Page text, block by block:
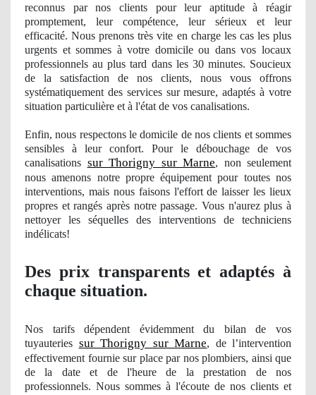
reconnus par nos clients pour leur aptitude à réagir
promptement, leur compétence, leur sérieux et leur
efficacité. Nous prenons très vite en charge les cas les plus
urgents et sommes à votre domicile ou dans vos locaux
professionnels au plus tard dans les 30 minutes. Soucieux
de la satisfaction de nos clients, nous vous offrons
systématiquement des services sur mesure, adaptés à votre
situation particulière et à l'état de vos canalisations.
Enfin, nous respectons le domicile de nos clients et sommes
sensibles à leur confort. Pour le débouchage de vos
canalisations sur Thorigny sur Marne, non seulement
nous amenons notre propre équipement pour toutes nos
interventions, mais nous faisons l'effort de laisser les lieux
propres et rangés après notre passage. Vous n'aurez plus à
nettoyer les séquelles des interventions de techniciens
indélicats!
Des prix transparents et adaptés à
chaque situation.
Nos tarifs dépendent évidemment du bilan de vos
tuyauteries sur Thorigny sur Marne, de l’intervention
effectivement fournie sur place par nos plombiers, ainsi que
de la date et de l'heure de la prestation de nos
professionnels. Nous sommes à l'écoute de nos clients et